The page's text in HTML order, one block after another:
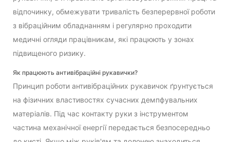
відпочинку, обмежувати тривалість безперервної роботи
з вібраційним обладнанням і регулярно проходити
медичні огляди працівникам, які працюють у зонах
підвищеного ризику.
Як працюють антивібраційні рукавички?
Принцип роботи антивібраційних рукавичок ґрунтується
на фізичних властивостях сучасних демпфувальних
матеріалів. Під час контакту руки з інструментом
частина механічної енергії передається безпосередньо